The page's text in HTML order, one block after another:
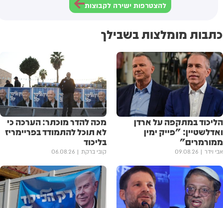
להצטרפות ישירה לקבוצות
כתבות מומלצות בשבילך
הליכוד במתקפה על ארדן
ואדלשטיין: "פייק ימין
ממורמרים"
אבי וידר 09.08.26
מכה להדר מוכתר: הערכה כי
לא תוכל להתמודד בפריימריז
בליכוד
קובי ברקת 06.08.26